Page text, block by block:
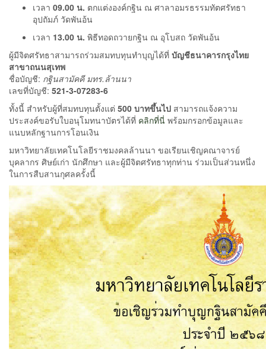
เวลา 09.00 น. ตกแต่งองค์กฐิน ณ ศาลาอมรธรรมทัตศรัทธา
อุปถัมภ์ วัดพันอ้น
เวลา 13.00 น. พิธีทอดถวายกฐิน ณ อุโบสถ วัดพันอ้น
ผู้มีจิตศรัทธาสามารถร่วมสมทบทุนทำบุญได้ที่ บัญชีธนาคารกรุงไทย
สาขาถนนสุเทพ
ชื่อบัญชี: กฐินสามัคคี มทร.ล้านนา
เลขที่บัญชี: 521-3-07283-6
ทั้งนี้ สำหรับผู้ที่สมทบทุนตั้งแต่ 500 บาทขึ้นไป สามารถแจ้งความ
ประสงค์ขอรับใบอนุโมทนาบัตรได้ที่ คลิกที่นี่ พร้อมกรอกข้อมูลและ
แนบหลักฐานการโอนเงิน
มหาวิทยาลัยเทคโนโลยีราชมงคลล้านนา ขอเรียนเชิญคณาจารย์
บุคลากร ศิษย์เก่า นักศึกษา และผู้มีจิตศรัทธาทุกท่าน ร่วมเป็นส่วนหนึ่ง
ในการสืบสานกุศลครั้งนี้